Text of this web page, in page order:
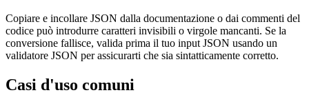
Copiare e incollare JSON dalla documentazione o dai commenti del
codice può introdurre caratteri invisibili o virgole mancanti. Se la
conversione fallisce, valida prima il tuo input JSON usando un
validatore JSON per assicurarti che sia sintatticamente corretto.
Casi d'uso comuni